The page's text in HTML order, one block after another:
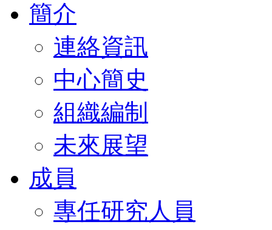
簡介
連絡資訊
中心簡史
組織編制
未來展望
成員
專任研究人員